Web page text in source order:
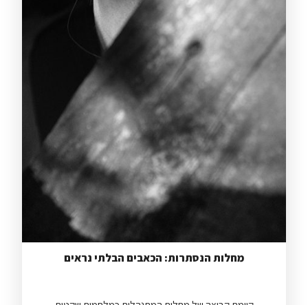
מחלות הנסתרות: הכאבים הבלתי נראים